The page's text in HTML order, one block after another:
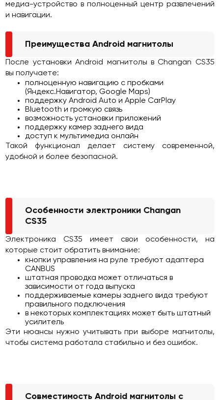
медиа-устройство в полноценный центр развлечений
и навигации.
Преимущества Android магнитолы
После установки Android магнитолы в Changan CS35
вы получаете:
полноценную навигацию с пробками
(Яндекс.Навигатор, Google Maps)
поддержку Android Auto и Apple CarPlay
Bluetooth и громкую связь
возможность установки приложений
поддержку камер заднего вида
доступ к мультимедиа онлайн
Такой функционал делает систему современной,
удобной и более безопасной.
Особенности электроники Changan
CS35
Электроника CS35 имеет свои особенности, на
которые стоит обратить внимание:
кнопки управления на руле требуют адаптера
CANBUS
штатная проводка может отличаться в
зависимости от года выпуска
поддерживаемые камеры заднего вида требуют
правильного подключения
в некоторых комплектациях может быть штатный
усилитель
Эти нюансы нужно учитывать при выборе магнитолы,
чтобы система работала стабильно и без ошибок.
Совместимость Android магнитолы с